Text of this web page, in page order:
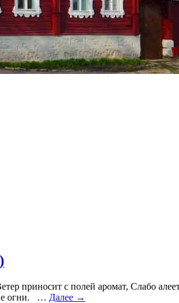
приносит с полей аромат, Слабо
огни. … Далее →